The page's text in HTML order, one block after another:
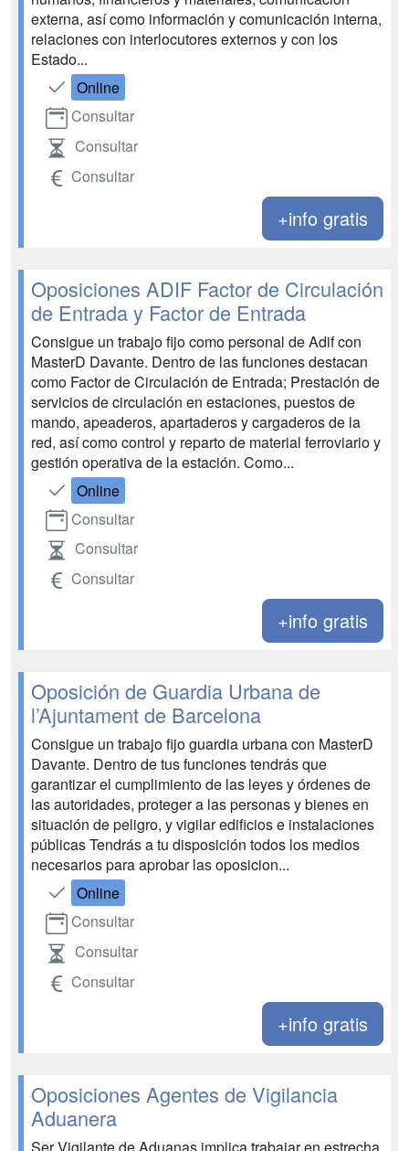
externa, así como información y comunicación interna,
relaciones con interlocutores externos y con los
Estado...
Online
Consultar
Consultar
Consultar
+info gratis
Oposiciones ADIF Factor de Circulación
de Entrada y Factor de Entrada
Consigue un trabajo fijo como personal de Adif con
MasterD Davante. Dentro de las funciones destacan
como Factor de Circulación de Entrada; Prestación de
servicios de circulación en estaciones, puestos de
mando, apeaderos, apartaderos y cargaderos de la
red, así como control y reparto de material ferroviario y
gestión operativa de la estación. Como...
Online
Consultar
Consultar
Consultar
+info gratis
Oposición de Guardia Urbana de
l’Ajuntament de Barcelona
Consigue un trabajo fijo guardia urbana con MasterD
Davante. Dentro de tus funciones tendrás que
garantizar el cumplimiento de las leyes y órdenes de
las autoridades, proteger a las personas y bienes en
situación de peligro, y vigilar edificios e instalaciones
públicas Tendrás a tu disposición todos los medios
necesarios para aprobar las oposicion...
Online
Consultar
Consultar
Consultar
+info gratis
Oposiciones Agentes de Vigilancia
Aduanera
Ser Vigilante de Aduanas implica trabajar en estrecha